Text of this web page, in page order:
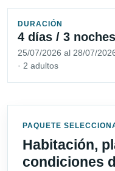
DURACIÓN
4 días / 3 noches
25/07/2026 al 28/07/
· 2 adultos
PAQUETE
Habitación,
condiciones